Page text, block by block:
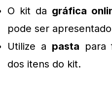
O kit da gráfica
pode ser
Utilize a pasta para
dos itens do kit.